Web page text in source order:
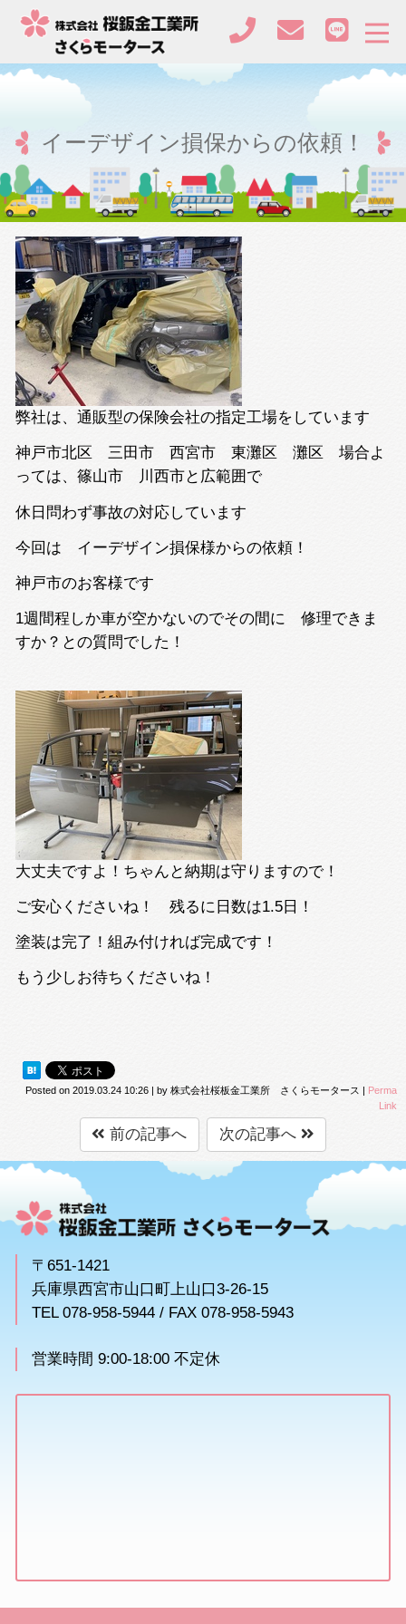
イーデザイン損保からの依頼！
弊社は、通販型の保険会社の指定工場をしています
神戸市北区 三田市 西宮市 東灘区 灘区 場合よ
っては、篠山市 川西市と広範囲で
休日問わず事故の対応しています
今回は イーデザイン損保様からの依頼！
神戸市のお客様です
1週間程しか車が空かないのでその間に 修理できま
すか？との質問でした！
大丈夫ですよ！ちゃんと納期は守りますので！
ご安心くださいね！ 残るに日数は1.5日！
塗装は完了！組み付ければ完成です！
もう少しお待ちくださいね！
Posted on 2019.03.24 10:26 | by 株式会社桜板金工業所 さくらモータース | Perma
Link
前の記事へ 次の記事へ
〒651-1421
兵庫県西宮市山口町上山口3-26-15
TEL 078-958-5944 / FAX 078-958-5943
営業時間 9:00-18:00 不定休